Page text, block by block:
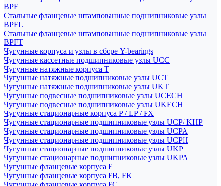
BPF
Стальные фланцевые штампованные подшипниковые узлы
BPFL
Стальные фланцевые штампованные подшипниковые узлы
BPFT
Чугунные корпуса и узлы в сборе Y-bearings
Чугунные кассетные подшипниковые узлы UCC
Чугунные натяжные корпуса T
Чугунные натяжные подшипниковые узлы UCT
Чугунные натяжные подшипниковые узлы UKT
Чугунные подвесные подшипниковые узлы UCECH
Чугунные подвесные подшипниковые узлы UKECH
Чугунные стационарные корпуса P / LP / PX
Чугунные стационарные подшипниковые узлы UCP/ KHP
Чугунные стационарные подшипниковые узлы UCPA
Чугунные стационарные подшипниковые узлы UCPH
Чугунные стационарные подшипниковые узлы UKP
Чугунные стационарные подшипниковые узлы UKPA
Чугунные фланцевые корпуса F
Чугунные фланцевые корпуса FB, FK
Чугунные фланцевые корпуса FC